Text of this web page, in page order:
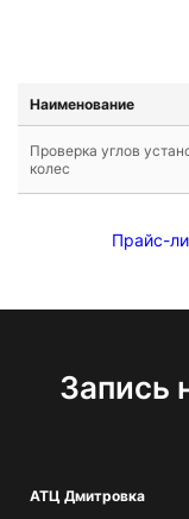
Наименование
Проверка углов
колес
Прайс-
Запись
АТЦ Дмитровка